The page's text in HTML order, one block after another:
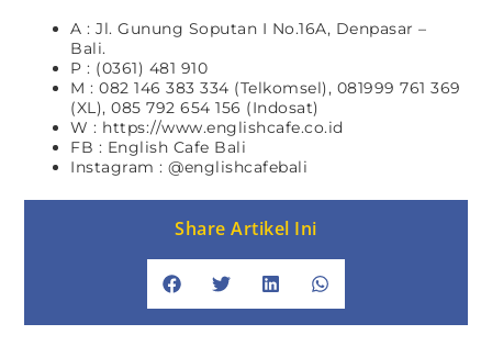
A : Jl. Gunung Soputan I No.16A, Denpasar –
Bali.
P : (0361) 481 910
M : 082 146 383 334 (Telkomsel), 081999 761 369
(XL), 085 792 654 156 (Indosat)
W : https://www.englishcafe.co.id
FB : English Cafe Bali
Instagram : @englishcafebali
Share Artikel Ini